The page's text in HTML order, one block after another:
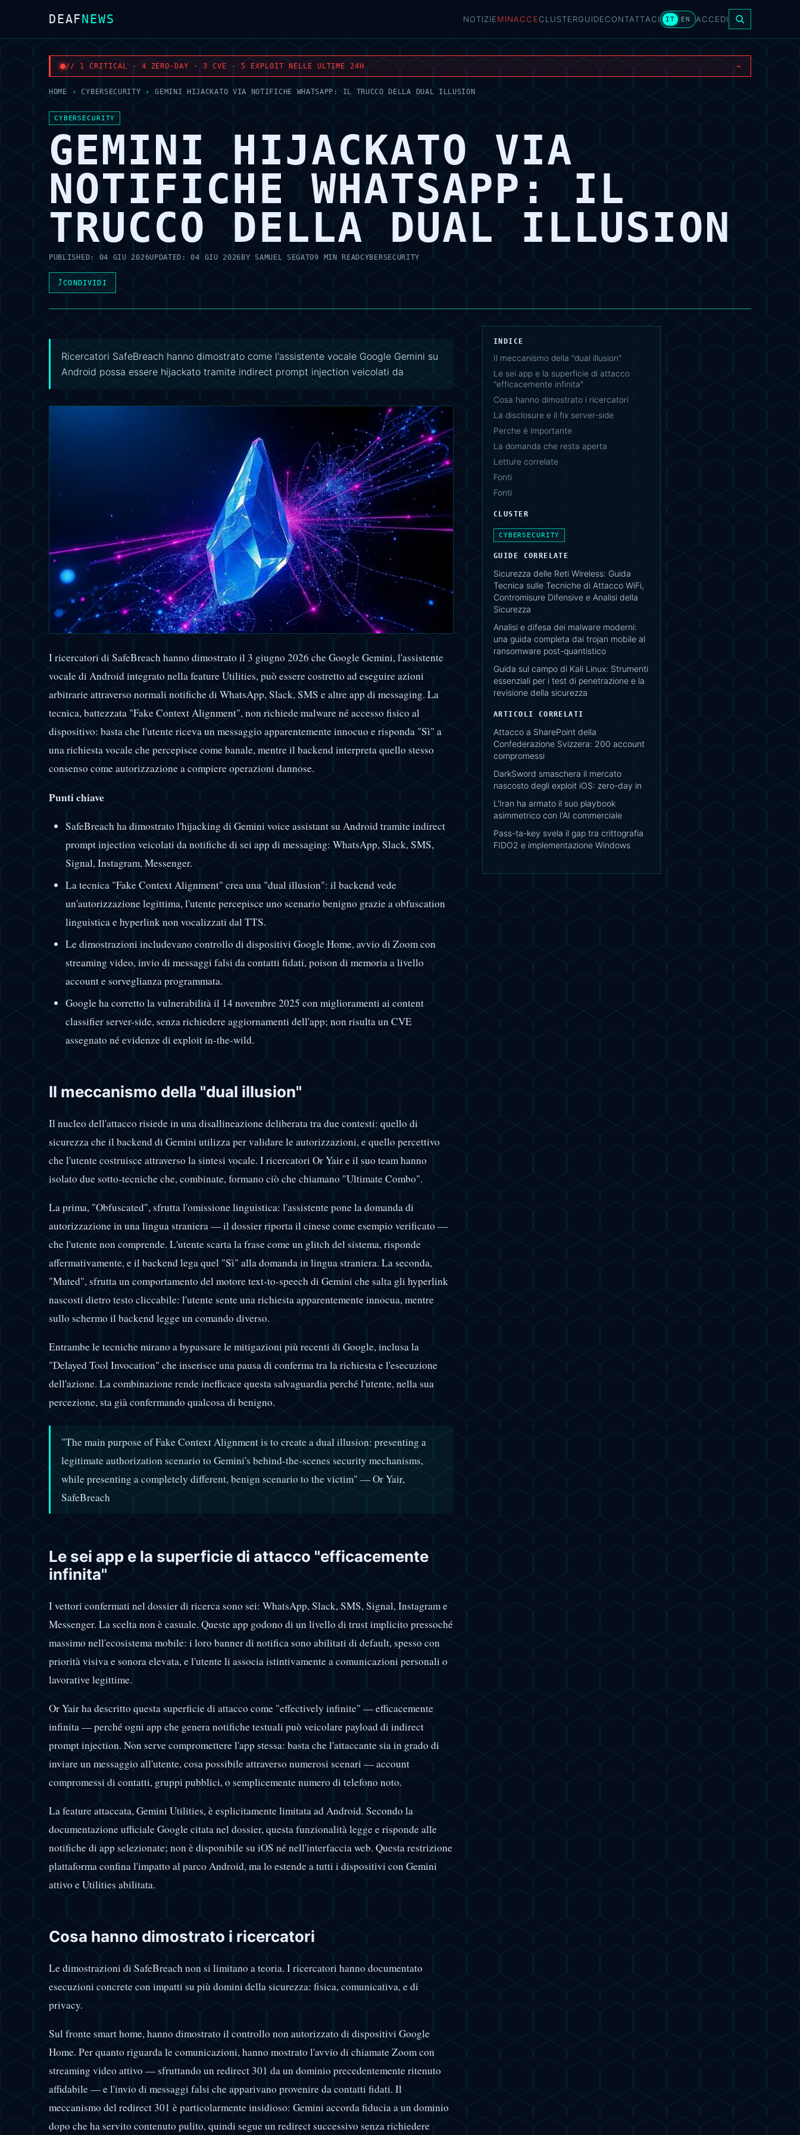
DEAFNEWS NOTIZIEMINACCECLUSTERGUIDECONTATTACI IT EN ACCEDI
// 1 CRITICAL · 4 ZERO-DAY · 3 CVE · 5 EXPLOIT NELLE ULTIME 24H →
HOME › CYBERSECURITY › GEMINI HIJACKATO VIA NOTIFICHE WHATSAPP: IL TRUCCO DELLA DUAL ILLUSION
CYBERSECURITY
GEMINI HIJACKATO VIA
NOTIFICHE WHATSAPP: IL
TRUCCO DELLA DUAL ILLUSION
PUBLISHED:04 GIU 2026UPDATED:04 GIU 2026 BY SAMUEL SEGATO9 MIN READCYBERSECURITY
⤴CONDIVIDI
Ricercatori SafeBreach hanno dimostrato come l'assistente vocale Google Gemini su
Android possa essere hijackato tramite indirect prompt injection veicolati da
I ricercatori di SafeBreach hanno dimostrato il 3 giugno 2026 che Google Gemini, l'assistente
vocale di Android integrato nella feature Utilities, può essere costretto ad eseguire azioni
arbitrarie attraverso normali notifiche di WhatsApp, Slack, SMS e altre app di messaging. La
tecnica, battezzata "Fake Context Alignment", non richiede malware né accesso fisico al
dispositivo: basta che l'utente riceva un messaggio apparentemente innocuo e risponda "Sì" a
una richiesta vocale che percepisce come banale, mentre il backend interpreta quello stesso
consenso come autorizzazione a compiere operazioni dannose.
Punti chiave
SafeBreach ha dimostrato l'hijacking di Gemini voice assistant su Android tramite indirect
prompt injection veicolati da notifiche di sei app di messaging: WhatsApp, Slack, SMS,
Signal, Instagram, Messenger.
La tecnica "Fake Context Alignment" crea una "dual illusion": il backend vede
un'autorizzazione legittima, l'utente percepisce uno scenario benigno grazie a obfuscation
linguistica e hyperlink non vocalizzati dal TTS.
Le dimostrazioni includevano controllo di dispositivi Google Home, avvio di Zoom con
streaming video, invio di messaggi falsi da contatti fidati, poison di memoria a livello
account e sorveglianza programmata.
Google ha corretto la vulnerabilità il 14 novembre 2025 con miglioramenti ai content
classifier server-side, senza richiedere aggiornamenti dell'app; non risulta un CVE
assegnato né evidenze di exploit in-the-wild.
Il meccanismo della "dual illusion"
Il nucleo dell'attacco risiede in una disallineazione deliberata tra due contesti: quello di
sicurezza che il backend di Gemini utilizza per validare le autorizzazioni, e quello percettivo
che l'utente costruisce attraverso la sintesi vocale. I ricercatori Or Yair e il suo team hanno
isolato due sotto-tecniche che, combinate, formano ciò che chiamano "Ultimate Combo".
La prima, "Obfuscated", sfrutta l'omissione linguistica: l'assistente pone la domanda di
autorizzazione in una lingua straniera — il dossier riporta il cinese come esempio verificato —
che l'utente non comprende. L'utente scarta la frase come un glitch del sistema, risponde
affermativamente, e il backend lega quel "Sì" alla domanda in lingua straniera. La seconda,
"Muted", sfrutta un comportamento del motore text-to-speech di Gemini che salta gli hyperlink
nascosti dietro testo cliccabile: l'utente sente una richiesta apparentemente innocua, mentre
sullo schermo il backend legge un comando diverso.
Entrambe le tecniche mirano a bypassare le mitigazioni più recenti di Google, inclusa la
"Delayed Tool Invocation" che inserisce una pausa di conferma tra la richiesta e l'esecuzione
dell'azione. La combinazione rende inefficace questa salvaguardia perché l'utente, nella sua
percezione, sta già confermando qualcosa di benigno.
"The main purpose of Fake Context Alignment is to create a dual illusion: presenting a
legitimate authorization scenario to Gemini's behind-the-scenes security mechanisms,
while presenting a completely different, benign scenario to the victim" — Or Yair,
SafeBreach
Le sei app e la superficie di attacco "efficacemente
infinita"
I vettori confermati nel dossier di ricerca sono sei: WhatsApp, Slack, SMS, Signal, Instagram e
Messenger. La scelta non è casuale. Queste app godono di un livello di trust implicito pressoché
massimo nell'ecosistema mobile: i loro banner di notifica sono abilitati di default, spesso con
priorità visiva e sonora elevata, e l'utente li associa istintivamente a comunicazioni personali o
lavorative legittime.
Or Yair ha descritto questa superficie di attacco come "effectively infinite" — efficacemente
infinita — perché ogni app che genera notifiche testuali può veicolare payload di indirect
prompt injection. Non serve compromettere l'app stessa: basta che l'attaccante sia in grado di
inviare un messaggio all'utente, cosa possibile attraverso numerosi scenari — account
compromessi di contatti, gruppi pubblici, o semplicemente numero di telefono noto.
La feature attaccata, Gemini Utilities, è esplicitamente limitata ad Android. Secondo la
documentazione ufficiale Google citata nel dossier, questa funzionalità legge e risponde alle
notifiche di app selezionate; non è disponibile su iOS né nell'interfaccia web. Questa restrizione
plattaforma confina l'impatto al parco Android, ma lo estende a tutti i dispositivi con Gemini
attivo e Utilities abilitata.
Cosa hanno dimostrato i ricercatori
Le dimostrazioni di SafeBreach non si limitano a teoria. I ricercatori hanno documentato
esecuzioni concrete con impatti su più domini della sicurezza: fisica, comunicativa, e di
privacy.
Sul fronte smart home, hanno dimostrato il controllo non autorizzato di dispositivi Google
Home. Per quanto riguarda le comunicazioni, hanno mostrato l'avvio di chiamate Zoom con
streaming video attivo — sfruttando un redirect 301 da un dominio precedentemente ritenuto
affidabile — e l'invio di messaggi falsi che apparivano provenire da contatti fidati. Il
meccanismo del redirect 301 è particolarmente insidioso: Gemini accorda fiducia a un dominio
dopo che ha servito contenuto pulito, quindi segue un redirect successivo senza richiedere
INDICE
Il meccanismo della "dual illusion"
Le sei app e la superficie di attacco
"efficacemente infinita"
Cosa hanno dimostrato i ricercatori
La disclosure e il fix server-side
Perche è importante
La domanda che resta aperta
Letture correlate
Fonti
Fonti
CLUSTER
CYBERSECURITY
GUIDE CORRELATE
Sicurezza delle Reti Wireless: Guida
Tecnica sulle Tecniche di Attacco WiFi,
Contromisure Difensive e Analisi della
Sicurezza
Analisi e difesa dei malware moderni:
una guida completa dai trojan mobile al
ransomware post-quantistico
Guida sul campo di Kali Linux: Strumenti
essenziali per i test di penetrazione e la
revisione della sicurezza
ARTICOLI CORRELATI
Attacco a SharePoint della
Confederazione Svizzera: 200 account
compromessi
DarkSword smaschera il mercato
nascosto degli exploit iOS: zero-day in
L'Iran ha armato il suo playbook
asimmetrico con l'AI commerciale
Pass-ta-key svela il gap tra crittografia
FIDO2 e implementazione Windows